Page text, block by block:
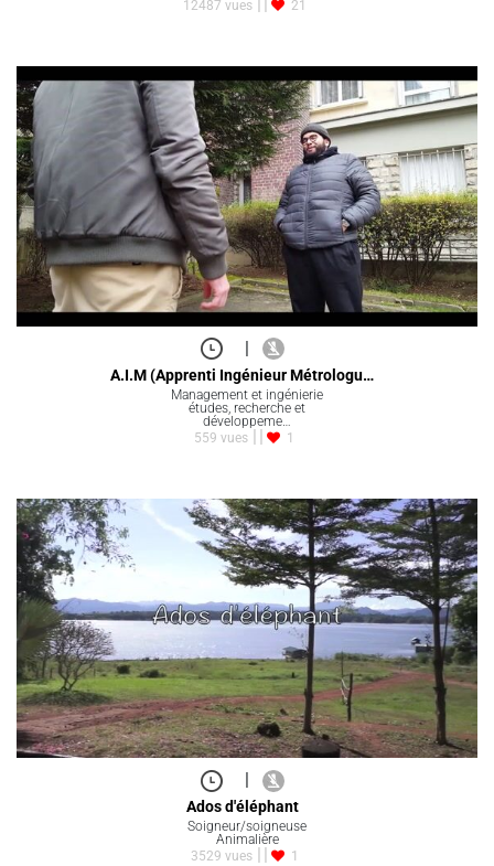
12487 vues 21
|
A.I.M (Apprenti Ingénieur Métrologu…
Management et ingénierie
études, recherche et
développeme…
559 vues
1
|
Ados d'éléphant
Soigneur/soigneuse
Animalière
3529 vues
1